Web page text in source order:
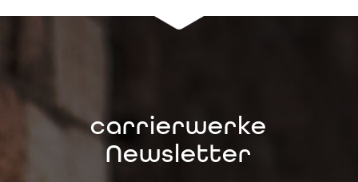
carrierwerke
Newsletter